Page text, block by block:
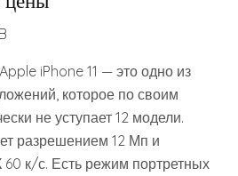
iPhone 11 — это одно из
которое по своим
не уступает 12 модели.
разрешением 12 Мп и
60 к/с. Есть режим портретных